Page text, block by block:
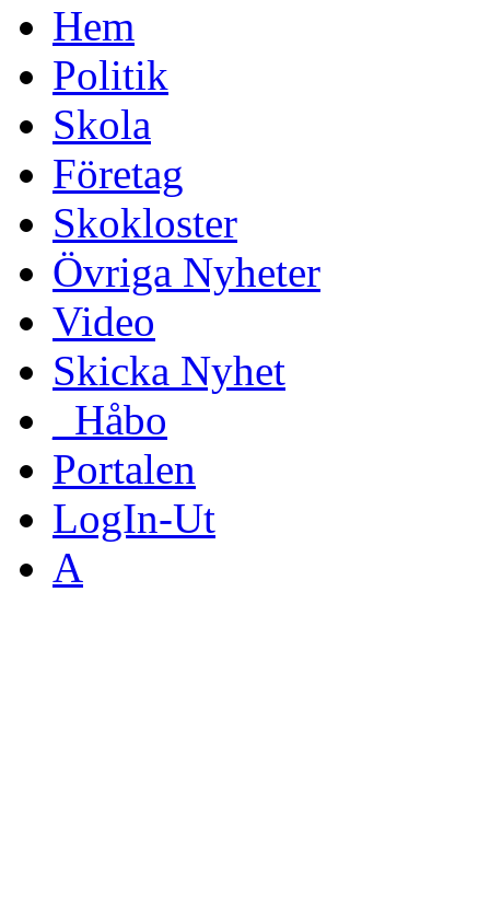
Hem
Politik
Skola
Företag
Skokloster
Övriga Nyheter
Video
Skicka Nyhet
_Håbo
Portalen
LogIn-Ut
A